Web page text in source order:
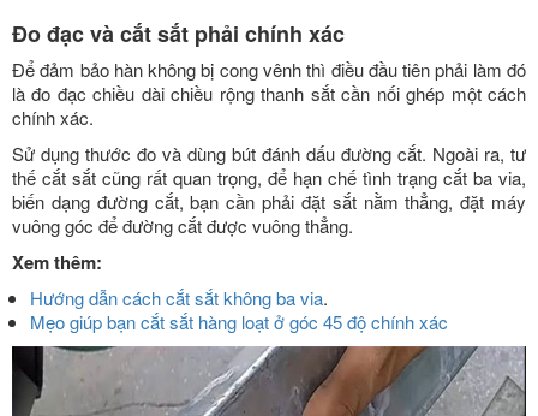
Đo đạc và cắt sắt phải chính xác
Để đảm bảo hàn không bị cong vênh thì điều đầu tiên phải làm đó
là đo đạc chiều dài chiều rộng thanh sắt cần nối ghép một cách
chính xác.
Sử dụng thước đo và dùng bút đánh dấu đường cắt. Ngoài ra, tư
thế cắt sắt cũng rất quan trọng, để hạn chế tình trạng cắt ba via,
biến dạng đường cắt, bạn cần phải đặt sắt nằm thẳng, đặt máy
vuông góc để đường cắt được vuông thẳng.
Xem thêm:
Hướng dẫn cách cắt sắt không ba via.
Mẹo giúp bạn cắt sắt hàng loạt ở góc 45 độ chính xác